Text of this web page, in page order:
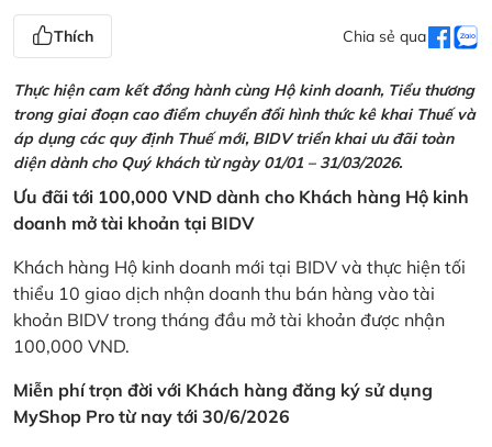
Thích Chia sẻ qua
Thực hiện cam kết đồng hành cùng Hộ kinh doanh, Tiểu thương
trong giai đoạn cao điểm chuyển đổi hình thức kê khai Thuế và
áp dụng các quy định Thuế mới, BIDV triển khai ưu đãi toàn
diện dành cho Quý khách từ ngày 01/01 – 31/03/2026.
Ưu đãi tới 100,000 VND dành cho Khách hàng Hộ kinh
doanh mở tài khoản tại BIDV
Khách hàng Hộ kinh doanh mới tại BIDV và thực hiện tối
thiểu 10 giao dịch nhận doanh thu bán hàng vào tài
khoản BIDV trong tháng đầu mở tài khoản được nhận
100,000 VND.
Miễn phí trọn đời với Khách hàng đăng ký sử dụng
MyShop Pro từ nay tới 30/6/2026